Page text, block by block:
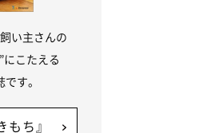
い主さんの
にこたえる
す。
ち』